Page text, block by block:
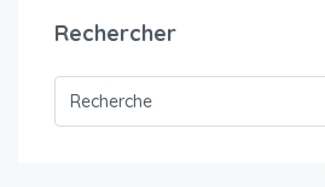
Rechercher